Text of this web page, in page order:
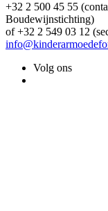
+32 2 500 45 55
Boudewijnstichting)
of +32 2 549 03 12
Volg ons